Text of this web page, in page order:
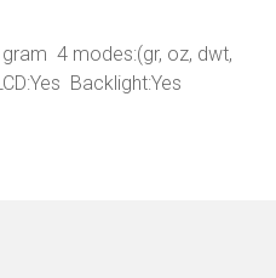
4 modes:(gr, oz, dwt,
Backlight:Yes